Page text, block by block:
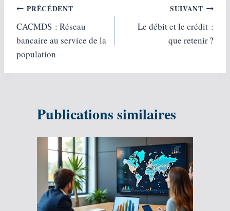
Navigation
de
l’article
PRÉCÉDENT
CACMDS : Réseau
bancaire au service de la
population
SUIVANT
Le débit et le crédit :
que retenir ?
Publications similaires